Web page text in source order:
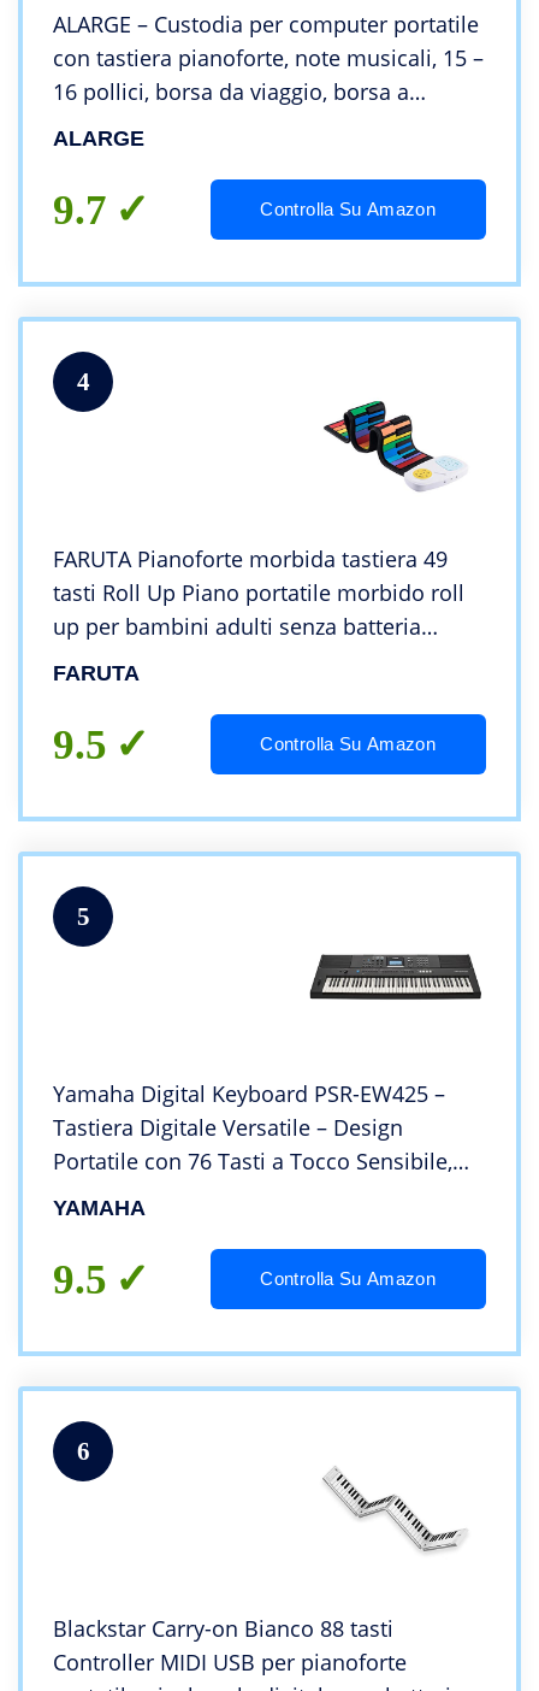
ALARGE – Custodia per computer portatile
con tastiera pianoforte, note musicali, 15 –
16 pollici, borsa da viaggio, borsa a
tracolla, con manico per donne e uomini
ALARGE
9.7 Controlla Su Amazon
4
FARUTA Pianoforte morbida tastiera 49
tasti Roll Up Piano portatile morbido roll
up per bambini adulti senza batteria
inclusa Colore arcobaleno (colore:
FARUTA
9.5 Controlla Su Amazon
5
Yamaha Digital Keyboard PSR-EW425 –
Tastiera Digitale Versatile – Design
Portatile con 76 Tasti a Tocco Sensibile,
820 Voci e Pannello di Controllo LCD –
YAMAHA
9.5 Controlla Su Amazon
6
Blackstar Carry-on Bianco 88 tasti
Controller MIDI USB per pianoforte